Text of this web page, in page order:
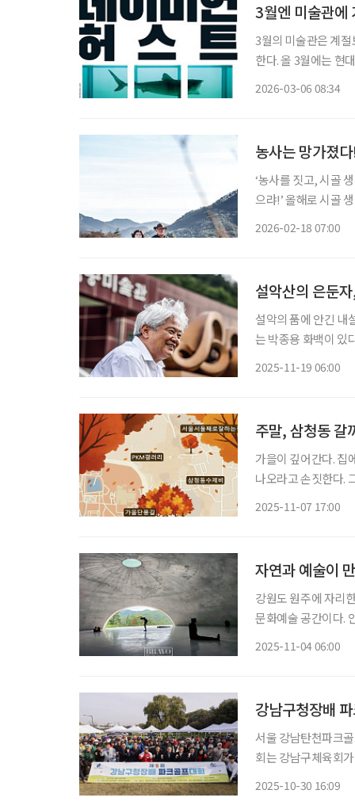
3월엔 미술관에
3월의 미술관은 계
한다. 올 3월에는 현
2026-03-06 08:34
농사는 망가졌
‘농사를 짓고, 시골
으랴!’ 올해로 시골 생활 13년 차에 이른 이애란(66, ‘이애란갤러리 쪽빛풍경’ 대표)이 애초 품
2026-02-18 07:00
설악산의 은둔
설악의 품에 안긴 내
는 박종용 화백이 있다. 50년 넘
2025-11-19 06:00
주말, 삼청동
가을이 깊어간다. 집
나오라고 손짓한다.
2025-11-07 17:00
자연과 예술이
강원도 원주에 자리
문화예술 공간이다.
2025-11-04 06:00
강남구청장배
서울 강남탄천파크
회는 강남구체육회
2025-10-30 16:09